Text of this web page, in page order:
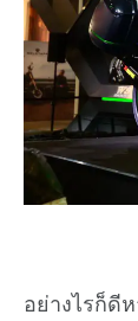
อย่างไรก็ดี